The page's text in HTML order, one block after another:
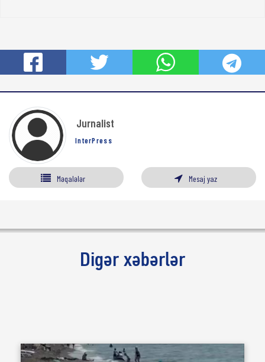
Jurnalist
InterPress
Məqalələr Mesaj yaz
Digər xəbərlər